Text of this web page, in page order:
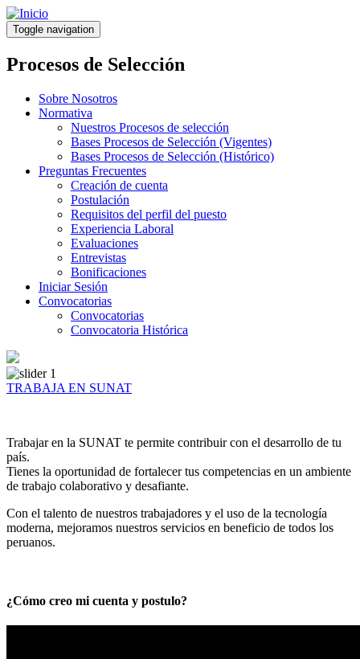
Pasar
al
contenido
principal
Toggle navigation
Procesos de Selección
Sobre Nosotros
Normativa
Nuestros Procesos de selección
Bases Procesos de Selección (Vigentes)
Bases Procesos de Selección (Histórico)
Preguntas Frecuentes
Creación de cuenta
Postulación
Requisitos del perfil del puesto
Experiencia Laboral
Evaluaciones
Entrevistas
Bonificaciones
Iniciar Sesión
Convocatorias
Convocatorias
Convocatoria Histórica
TRABAJA EN SUNAT
Trabajar en la SUNAT te permite contribuir con el desarrollo de tu
país.
Tienes la oportunidad de fortalecer tus competencias en un ambiente
de trabajo colaborativo y desafiante.
Con el talento de nuestros trabajadores y el uso de la tecnología
moderna, mejoramos nuestros servicios en beneficio de todos los
peruanos.
¿Cómo creo mi cuenta y postulo?